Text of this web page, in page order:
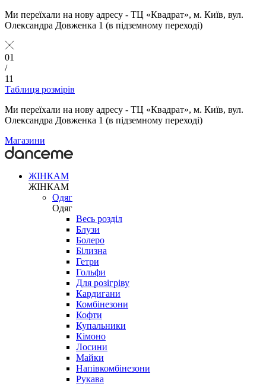
Ми переїхали на нову адресу - ТЦ «Квадрат», м. Київ, вул.
Олександра Довженка 1 (в підземному переході)
01
/
11
Таблиця розмірів
Ми переїхали на нову адресу - ТЦ «Квадрат», м. Київ, вул.
Олександра Довженка 1 (в підземному переході)
Магазини
ЖІНКАМ
ЖІНКАМ
Одяг
Одяг
Весь розділ
Блузи
Болеро
Білизна
Гетри
Гольфи
Для розігріву
Кардигани
Комбінезони
Кофти
Купальники
Кімоно
Лосини
Майки
Напівкомбінезони
Рукава